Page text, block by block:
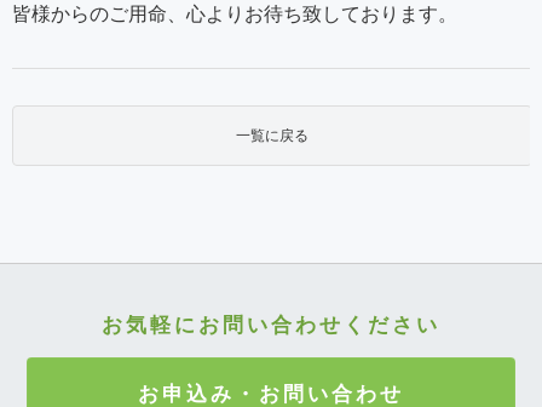
皆様からのご用命、心よりお待ち致しております。
一覧に戻る
お気軽にお問い合わせください
お申込み・お問い合わせ